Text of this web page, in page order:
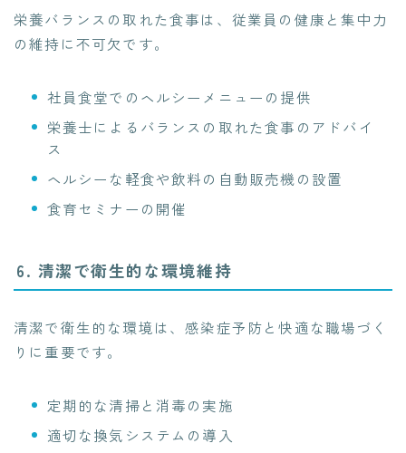
栄養バランスの取れた食事は、従業員の健康と集中力
の維持に不可欠です。
社員食堂でのヘルシーメニューの提供
栄養士によるバランスの取れた食事のアドバイ
ス
ヘルシーな軽食や飲料の自動販売機の設置
食育セミナーの開催
6. 清潔で衛生的な環境維持
清潔で衛生的な環境は、感染症予防と快適な職場づく
りに重要です。
定期的な清掃と消毒の実施
適切な換気システムの導入